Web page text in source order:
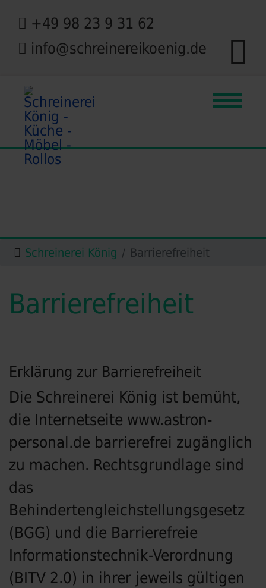
+49 98 23 9 31 62
info@schreinereikoenig.de
Schreinerei König Barrierefreiheit
Barrierefreiheit
Erklärung zur Barrierefreiheit
Die Schreinerei König ist bemüht,
die Internetseite www.astron-
personal.de barrierefrei zugänglich
zu machen. Rechtsgrundlage sind
das
Behindertengleichstellungsgesetz
(BGG) und die Barrierefreie
Informationstechnik-Verordnung
(BITV 2.0) in ihrer jeweils gültigen